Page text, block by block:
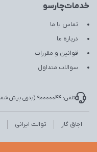
خدمات‌چارسو
تماس با ما
درباره ما
قوانین و مقررات
سوالات متداول
تلفن: 90000044 (بدون پیش شماره و رایگان)
اجاق گاز توالت ایرانی